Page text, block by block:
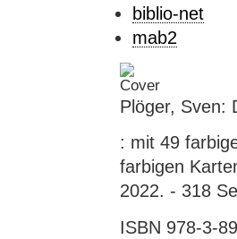
biblio-net
mab2
Plöger, Sven:
: mit 49
farbigen
2022. - 318
ISBN 978-3-